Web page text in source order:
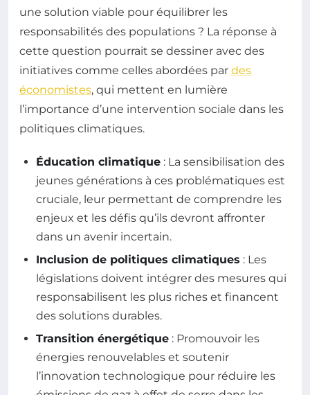
une solution viable pour équilibrer les
responsabilités des populations ? La réponse à
cette question pourrait se dessiner avec des
initiatives comme celles abordées par des
économistes, qui mettent en lumière
l’importance d’une intervention sociale dans les
politiques climatiques.
Éducation climatique : La sensibilisation des
jeunes générations à ces problématiques est
cruciale, leur permettant de comprendre les
enjeux et les défis qu’ils devront affronter
dans un avenir incertain.
Inclusion de politiques climatiques : Les
législations doivent intégrer des mesures qui
responsabilisent les plus riches et financent
des solutions durables.
Transition énergétique : Promouvoir les
énergies renouvelables et soutenir
l’innovation technologique pour réduire les